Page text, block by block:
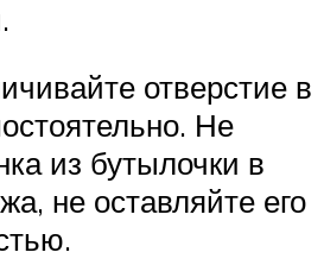
отверстие в
Не
из бутылочки в
не оставляйте его